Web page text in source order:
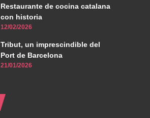
Restaurante de cocina catalana
con historia
12/02/2026
Tribut, un imprescindible del
Port de Barcelona
21/01/2026